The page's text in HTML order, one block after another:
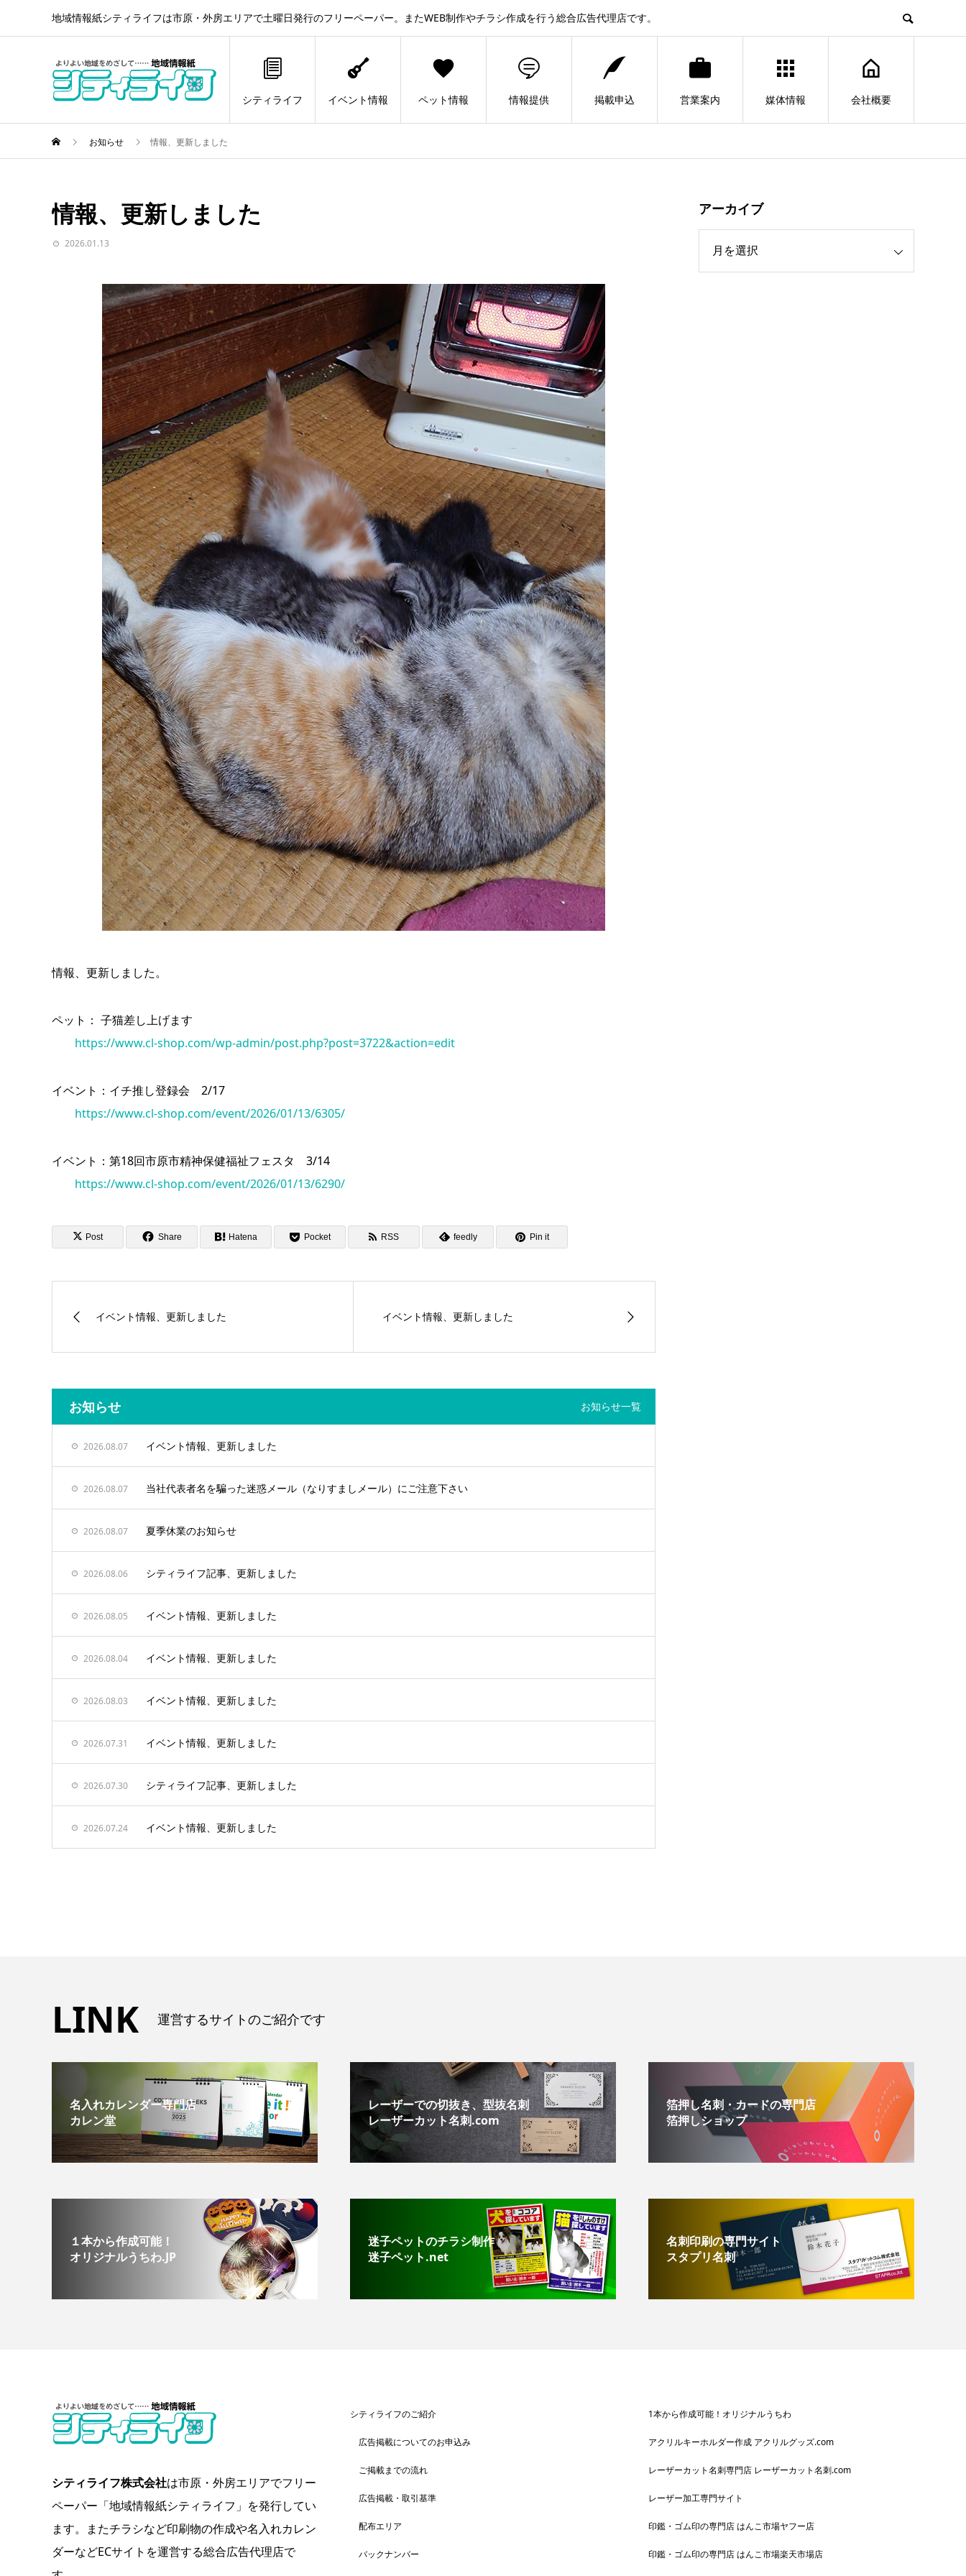
地域情報紙シティライフは市原・外房エリアで土曜日発行のフリーペーパー。またWEB制作やチラシ作成を行う総合広告代理店です。
シティライフ イベント情報 ペット情報 情報提供 掲載申込 営業案内 媒体情報 会社概要
お知らせ 情報、更新しました
情報、更新しました
2026.01.13
情報、更新しました。
ペット： 子猫差し上げます
https://www.cl-shop.com/wp-admin/post.php?post=3722&action=edit
イベント：イチ推し登録会 2/17
https://www.cl-shop.com/event/2026/01/13/6305/
イベント：第18回市原市精神保健福祉フェスタ 3/14
https://www.cl-shop.com/event/2026/01/13/6290/
Post Share Hatena Pocket RSS feedly Pin it
イベント情報、更新しました イベント情報、更新しました
お知らせ お知らせ一覧
2026.08.07 イベント情報、更新しました
2026.08.07 当社代表者名を騙った迷惑メール（なりすましメール）にご注意下さい
2026.08.07 夏季休業のお知らせ
2026.08.06 シティライフ記事、更新しました
2026.08.05 イベント情報、更新しました
2026.08.04 イベント情報、更新しました
2026.08.03 イベント情報、更新しました
2026.07.31 イベント情報、更新しました
2026.07.30 シティライフ記事、更新しました
2026.07.24 イベント情報、更新しました
アーカイブ
LINK 運営するサイトのご紹介です
名入れカレンダー専門店
カレン堂
レーザーでの切抜き、型抜名刺
レーザーカット名刺.com
箔押し名刺・カードの専門店
箔押しショップ
１本から作成可能！
オリジナルうちわ.JP
迷子ペットのチラシ制作
迷子ペット.net
名刺印刷の専門サイト
スタプリ名刺
シティライフ株式会社は市原・外房エリアでフリー
ペーパー「地域情報紙シティライフ」を発行してい
ます。またチラシなど印刷物の作成や名入れカレン
ダーなどECサイトを運営する総合広告代理店で
シティライフのご紹介
広告掲載についてのお申込み
ご掲載までの流れ
広告掲載・取引基準
配布エリア
バックナンバー
1本から作成可能！オリジナルうちわ
アクリルキーホルダー作成 アクリルグッズ.com
レーザーカット名刺専門店 レーザーカット名刺.com
レーザー加工専門サイト
印鑑・ゴム印の専門店 はんこ市場ヤフー店
印鑑・ゴム印の専門店 はんこ市場楽天市場店